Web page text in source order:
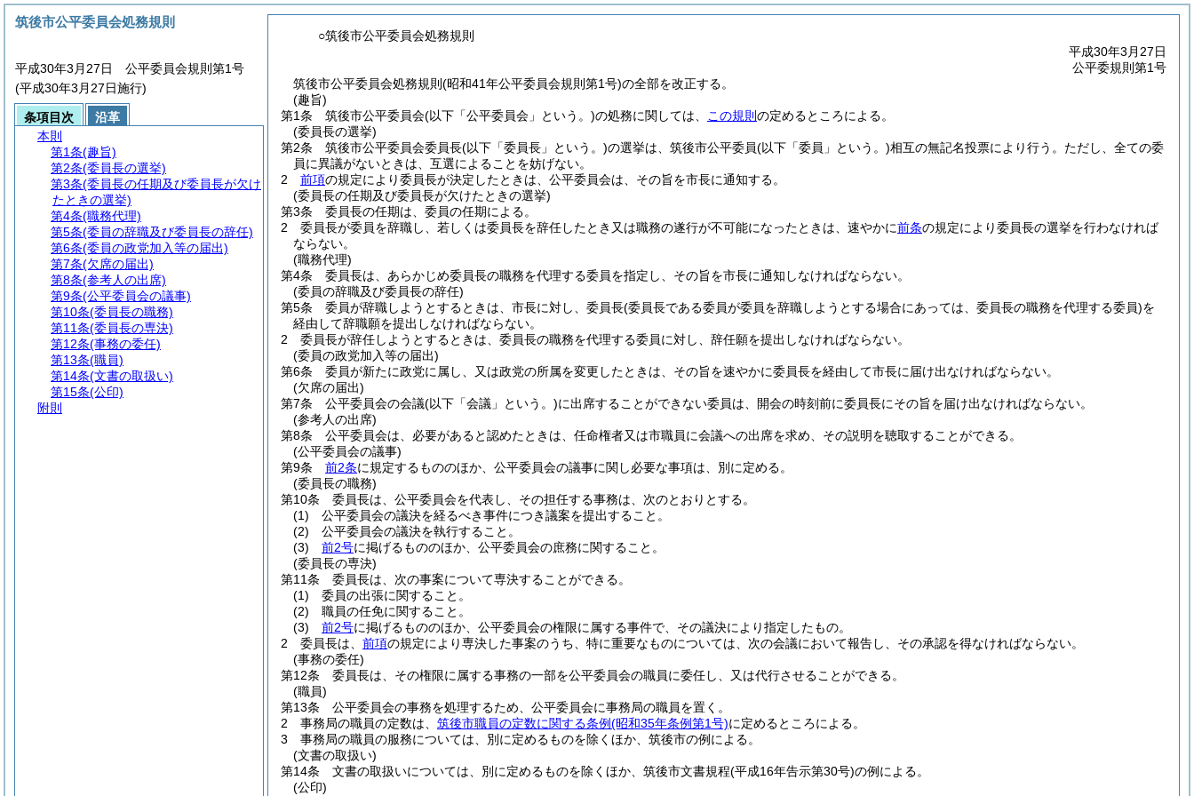
○筑後市公平委員会処務規則
平成30年3月27日
公平委規則第1号
筑後市公平委員会処務規則(昭和41年公平委員会規則第1号)の全部を改正する。
(趣旨)
第1条
筑後市公平委員会(以下「公平委員会」という。)の処務に関しては、 この規則 の定めるところによる。
(委員長の選挙)
第2条
筑後市公平委員会委員長(以下「委員長」という。)の選挙は、筑後市公平委員(以下「委員」という。)相互の無記名投票により行う。 ただし、全ての委
員に異議がないときは、互選によることを妨げない。
2
前項の規定により委員長が決定したときは、公平委員会は、その旨を市長に通知する。
(委員長の任期及び委員長が欠けたときの選挙)
第3条
委員長の任期は、委員の任期による。
2
委員長が委員を辞職し、若しくは委員長を辞任したとき又は職務の遂行が不可能になったときは、速やかに前条の規定により委員長の選挙を行わなければ
ならない。
(職務代理)
第4条
委員長は、あらかじめ委員長の職務を代理する委員を指定し、その旨を市長に通知しなければならない。
(委員の辞職及び委員長の辞任)
第5条
委員が辞職しようとするときは、市長に対し、委員長(委員長である委員が委員を辞職しようとする場合にあっては、委員長の職務を代理する委員)を
経由して辞職願を提出しなければならない。
2
委員長が辞任しようとするときは、委員長の職務を代理する委員に対し、辞任願を提出しなければならない。
(委員の政党加入等の届出)
第6条
委員が新たに政党に属し、又は政党の所属を変更したときは、その旨を速やかに委員長を経由して市長に届け出なければならない。
(欠席の届出)
第7条
公平委員会の会議(以下「会議」という。)に出席することができない委員は、開会の時刻前に委員長にその旨を届け出なければならない。
(参考人の出席)
第8条
公平委員会は、必要があると認めたときは、任命権者又は市職員に会議への出席を求め、その説明を聴取することができる。
(公平委員会の議事)
第9条
前2条に規定するもののほか、公平委員会の議事に関し必要な事項は、別に定める。
(委員長の職務)
第10条
委員長は、公平委員会を代表し、その担任する事務は、次のとおりとする。
(1)
公平委員会の議決を経るべき事件につき議案を提出すること。
(2)
公平委員会の議決を執行すること。
(3)
前2号に掲げるもののほか、公平委員会の庶務に関すること。
(委員長の専決)
第11条
委員長は、次の事案について専決することができる。
(1)
委員の出張に関すること。
(2)
職員の任免に関すること。
(3)
前2号に掲げるもののほか、公平委員会の権限に属する事件で、その議決により指定したもの。
2
委員長は、 前項の規定により専決した事案のうち、特に重要なものについては、次の会議において報告し、その承認を得なければならない。
(事務の委任)
第12条
委員長は、その権限に属する事務の一部を公平委員会の職員に委任し、又は代行させることができる。
(職員)
第13条
公平委員会の事務を処理するため、公平委員会に事務局の職員を置く。
2
事務局の職員の定数は、 筑後市職員の定数に関する条例(昭和35年条例第1号)に定めるところによる。
3
事務局の職員の服務については、別に定めるものを除くほか、筑後市の例による。
(文書の取扱い)
第14条
文書の取扱いについては、別に定めるものを除くほか、筑後市文書規程(平成16年告示第30号)の例による。
(公印)
筑後市公平委員会処務規則
平成30年3月27日 公平委員会規則第1号
(平成30年3月27日施行)
条項目次
沿革
本則
第1条(趣旨)
第2条(委員長の選挙)
第3条(委員長の任期及び委員長が欠け
たときの選挙)
第4条(職務代理)
第5条(委員の辞職及び委員長の辞任)
第6条(委員の政党加入等の届出)
第7条(欠席の届出)
第8条(参考人の出席)
第9条(公平委員会の議事)
第10条(委員長の職務)
第11条(委員長の専決)
第12条(事務の委任)
第13条(職員)
第14条(文書の取扱い)
第15条(公印)
附則